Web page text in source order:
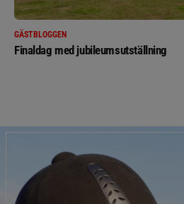
GÄSTBLOGGEN
Finaldag med jubileumsutställning